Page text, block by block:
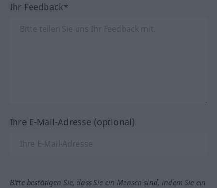
Ihr Feedback*
Ihre E-Mail-Adresse (optional)
Bitte bestätigen Sie, dass Sie ein Mensch sind, indem Sie ein